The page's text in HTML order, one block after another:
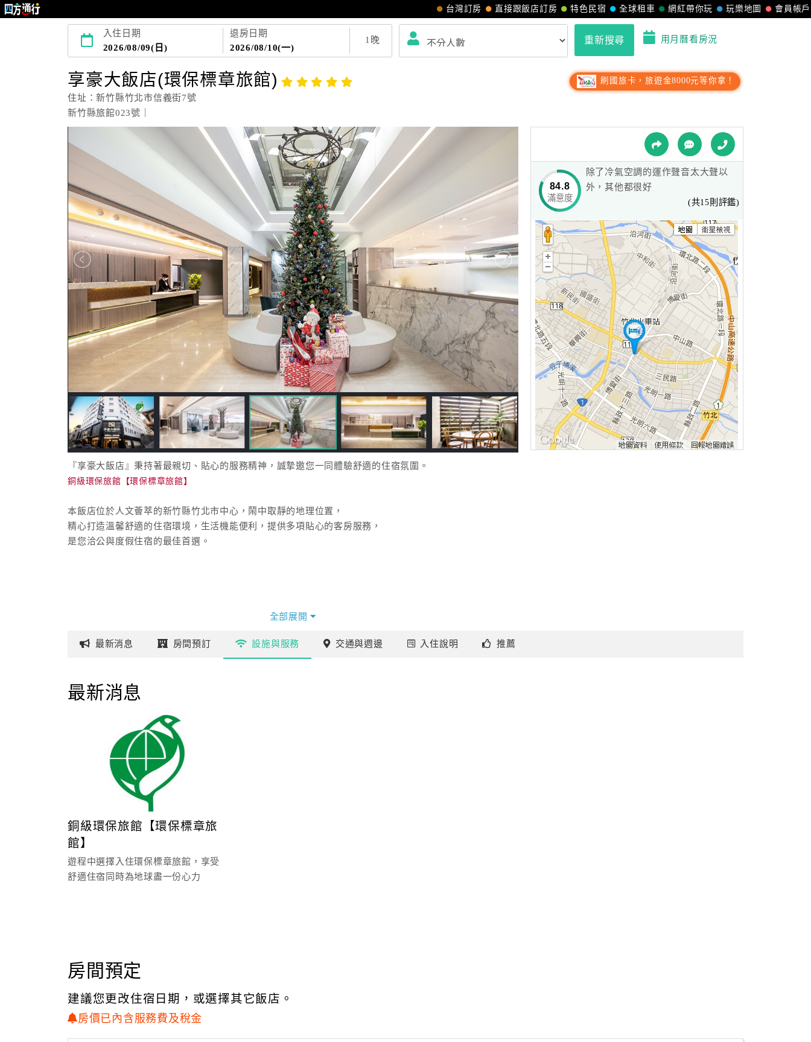
會員帳戶
玩樂地圖
網紅帶你玩
全球租車
特色民宿
直接跟飯店訂房
台灣訂房
入住日期
2026/08/09(日)
退房日期
2026/08/10(一)
1 晚 重新搜尋 用月曆看房況
享豪大飯店(環保標章旅館)
住址：新竹縣竹北市信義街7號
新竹縣旅館023號｜
刷國旅卡，旅遊金8000元等你拿！
『享豪大飯店』秉持著最親切、貼心的服務精神，誠摯邀您一同體驗舒適的住宿氛圍。
銅級環保旅館【環保標章旅館】
本飯店位於人文薈萃的新竹縣竹北市中心，鬧中取靜的地理位置，
精心打造溫馨舒適的住宿環境，生活機能便利，提供多項貼心的客房服務，
是您洽公與度假住宿的最佳首選。
全部展開
84.8
滿意度
除了冷氣空調的運作聲音太大聲以
外，其他都很好
(共15則評鑑)
最新消息 房間預訂 設施與服務 交通與週邊 入住說明 推薦
最新消息
銅級環保旅館【環保標章旅
館】
遊程中選擇入住環保標章旅館，享受
舒適住宿同時為地球盡一份心力
房間預定
建議您更改住宿日期，或選擇其它飯店。
房價已內含服務費及稅金